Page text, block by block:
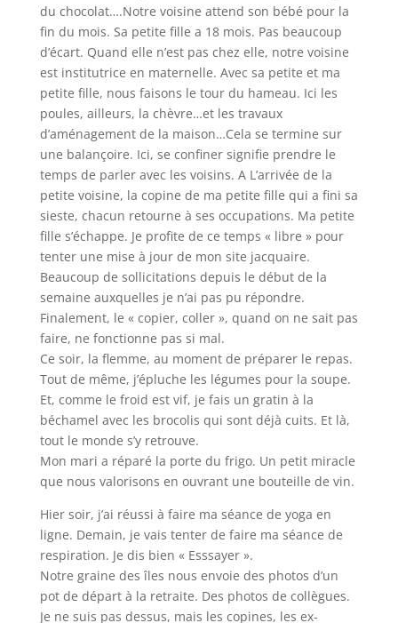
du chocolat….Notre voisine attend son bébé pour la
fin du mois. Sa petite fille a 18 mois. Pas beaucoup
d’écart. Quand elle n’est pas chez elle, notre voisine
est institutrice en maternelle. Avec sa petite et ma
petite fille, nous faisons le tour du hameau. Ici les
poules, ailleurs, la chèvre…et les travaux
d’aménagement de la maison…Cela se termine sur
une balançoire. Ici, se confiner signifie prendre le
temps de parler avec les voisins. A L’arrivée de la
petite voisine, la copine de ma petite fille qui a fini sa
sieste, chacun retourne à ses occupations. Ma petite
fille s’échappe. Je profite de ce temps « libre » pour
tenter une mise à jour de mon site jacquaire.
Beaucoup de sollicitations depuis le début de la
semaine auxquelles je n’ai pas pu répondre.
Finalement, le « copier, coller », quand on ne sait pas
faire, ne fonctionne pas si mal.
Ce soir, la flemme, au moment de préparer le repas.
Tout de même, j’épluche les légumes pour la soupe.
Et, comme le froid est vif, je fais un gratin à la
béchamel avec les brocolis qui sont déjà cuits. Et là,
tout le monde s’y retrouve.
Mon mari a réparé la porte du frigo. Un petit miracle
que nous valorisons en ouvrant une bouteille de vin.
Hier soir, j’ai réussi à faire ma séance de yoga en
ligne. Demain, je vais tenter de faire ma séance de
respiration. Je dis bien « Esssayer ».
Notre graine des îles nous envoie des photos d’un
pot de départ à la retraite. Des photos de collègues.
Je ne suis pas dessus, mais les copines, les ex-